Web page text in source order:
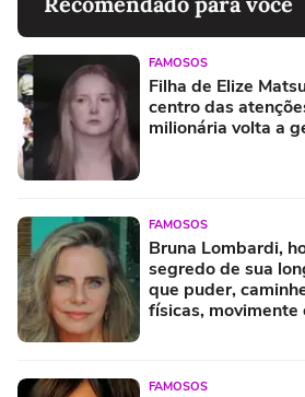
FAMOSOS
Filha de Elize
centro das
milionária volta a
FAMOSOS
Bruna Lombardi,
segredo de sua
que puder,
físicas, movimente
FAMOSOS